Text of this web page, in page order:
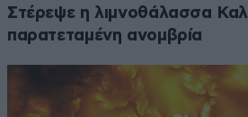
Στέρεψε η λιμνοθάλασσα
παρατεταμένη ανομβρία